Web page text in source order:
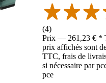
(4)
Prix — 261,23 € *
prix affichés sont
TTC, frais de
si nécessaire par
pce